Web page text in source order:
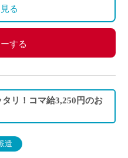
る
する
タリ！コマ給3,250円のお
遣